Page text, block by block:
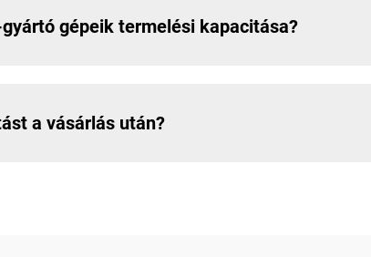
gépeik termelési kapacitása?
a vásárlás után?